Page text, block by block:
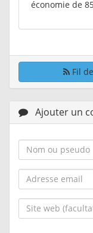
économie de
Fil
Ajouter un
Nom
ou
pseudo :
Adresse
email :
Site
web